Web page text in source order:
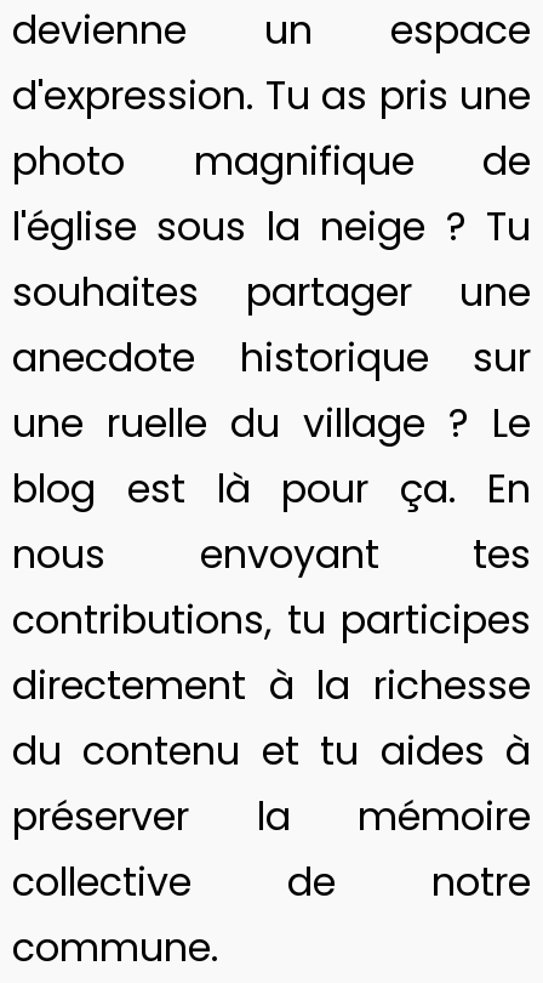
devienne un espace
d'expression. Tu as pris une
photo magnifique de
l'église sous la neige ? Tu
souhaites partager une
anecdote historique sur
une ruelle du village ? Le
blog est là pour ça. En
nous envoyant tes
contributions, tu participes
directement à la richesse
du contenu et tu aides à
préserver la mémoire
collective de notre
commune.